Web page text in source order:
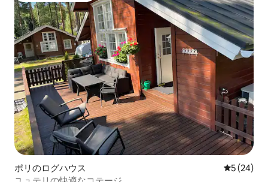
ポリのログハウス レビュー
5 (24)